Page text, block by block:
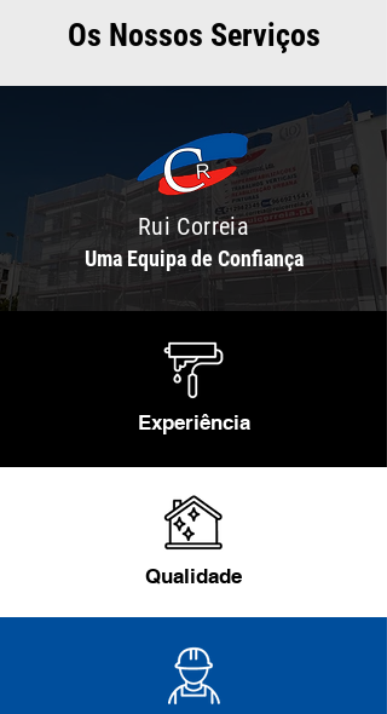
Os Nossos Serviços
Rui Correia
Uma Equipa de Confiança
Experiência
Qualidade